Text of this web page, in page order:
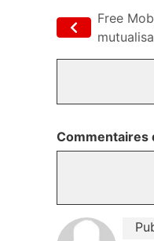
Free
Commentaires